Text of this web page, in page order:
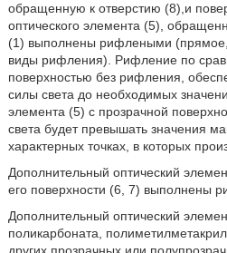
обращенную к отверстию (8),и
оптического элемента (5),
(1) выполнены рифлеными (прямое,
виды рифления). Рифление по
поверхностью без рифления,
силы света до необходимых
элемента (5) с прозрачной
света будет превышать значения
характерных точках, в которых
Дополнительный оптический
его поверхности (6, 7) выполнены
Дополнительный оптический
поликарбоната,